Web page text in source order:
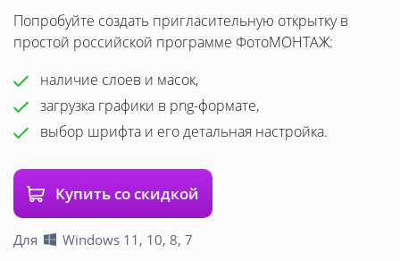
Попробуйте создать пригласительную открытку в
простой российской программе ФотоМОНТАЖ:
наличие слоев и масок,
загрузка графики в png-формате,
выбор шрифта и его детальная настройка.
Купить со скидкой
Для Windows 11, 10, 8, 7